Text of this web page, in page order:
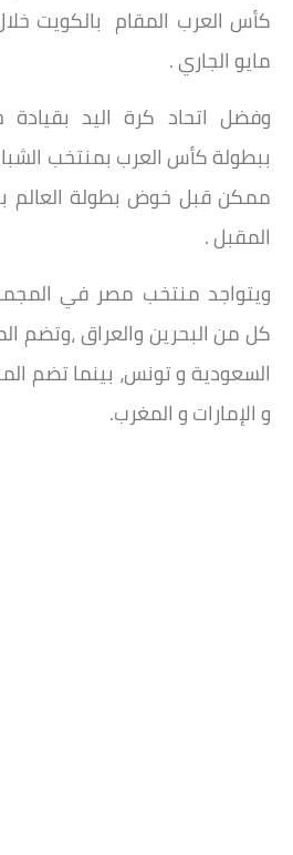
مايو الجاري .
وفضل اتحاد كرة اليد
ببطولة كأس العرب بمنتخب
ممكن قبل خوض بطولة العالم
المقبل .
ويتواجد منتخب مصر في
كل من البحرين والعراق ،وتضم
السعودية و تونس، بينما تضم
و الإمارات و المغرب.